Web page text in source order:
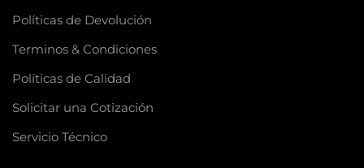
Políticas de Devolución
Terminos & Condiciones
Políticas de Calidad
Solicitar una Cotización
Servicio Técnico